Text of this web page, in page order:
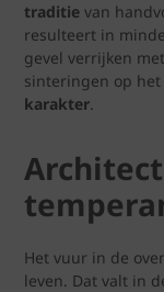
traditie van
resulteert in
gevel verrijken
sinteringen op
karakter.
Het vuur in de
leven. Dat valt in